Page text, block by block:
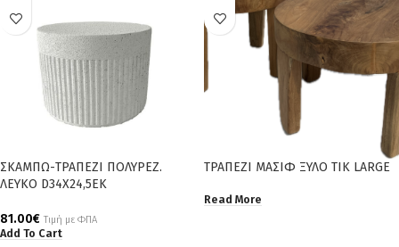
ΣΚΑΜΠΩ-ΤΡΑΠΕΖΙ ΠΟΛΥΡΕΖ.
ΛΕΥΚΟ D34X24,5EK
81.00€ Τιμή με ΦΠΑ
Add To Cart
ΤΡΑΠΕΖΙ ΜΑΣΙΦ ΞΥΛΟ ΤΙΚ LARGE
Read More